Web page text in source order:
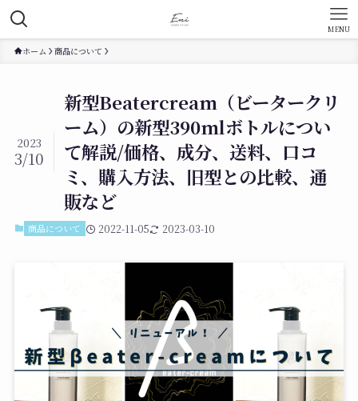
MENU
ホーム 商品について
新型Beatercream（ビータークリ
ーム）の新型390mlボトルについ
て解説/価格、成分、送料、口コ
ミ、購入方法、旧型との比較、通
販など
2023
3/10
商品について 2022-11-05 2023-03-10